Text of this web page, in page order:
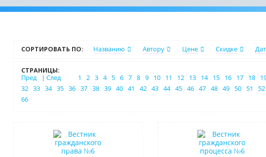
СОРТИРОВАТЬ ПО: Названию Автору Цене Скидке
СТРАНИЦЫ:
Пред
| След 1 2 3 4 5 6 7 8 9 10 11 12 13 14 15 16 17 18
32
33 34 35 36 37 38 39 40 41 42 43 44 45 46 47 48 49 50 51 52
66
Нет в наличии